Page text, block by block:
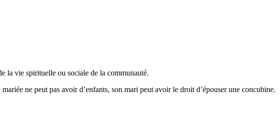
la vie spirituelle ou sociale de la communauté.
ne peut pas avoir d’enfants, son mari peut avoir le droit d’épouser une concubine.